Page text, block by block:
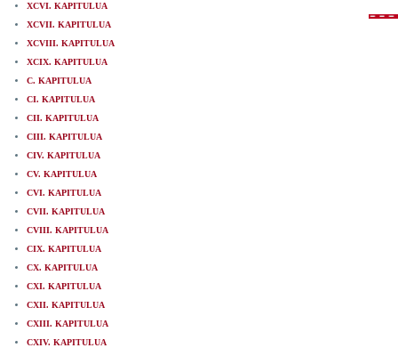
XCVI. KAPITULUA
XCVII. KAPITULUA
XCVIII. KAPITULUA
XCIX. KAPITULUA
C. KAPITULUA
CI. KAPITULUA
CII. KAPITULUA
CIII. KAPITULUA
CIV. KAPITULUA
CV. KAPITULUA
CVI. KAPITULUA
CVII. KAPITULUA
CVIII. KAPITULUA
CIX. KAPITULUA
CX. KAPITULUA
CXI. KAPITULUA
CXII. KAPITULUA
CXIII. KAPITULUA
CXIV. KAPITULUA